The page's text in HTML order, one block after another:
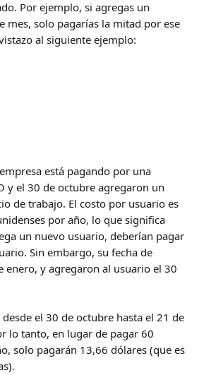
Por ejemplo, si agregas un
mes, solo pagarías la mitad por ese
al siguiente ejemplo:
está pagando por una
y el 30 de octubre agregaron un
de trabajo. El costo por usuario es
por año, lo que significa
un nuevo usuario, deberían pagar
Sin embargo, su fecha de
enero, y agregaron al usuario el 30
el 30 de octubre hasta el 21 de
lo tanto, en lugar de pagar 60
solo pagarán 13,66 dólares (que es